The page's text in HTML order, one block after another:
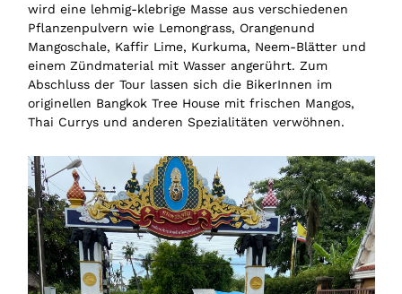
wird eine lehmig-klebrige Masse aus verschiedenen
Pflanzenpulvern wie Lemongrass, Orangenund
Mangoschale, Kaffir Lime, Kurkuma, Neem-Blätter und
einem Zündmaterial mit Wasser angerührt. Zum
Abschluss der Tour lassen sich die BikerInnen im
originellen Bangkok Tree House mit frischen Mangos,
Thai Currys und anderen Spezialitäten verwöhnen.